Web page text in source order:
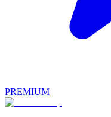
PREMIUM